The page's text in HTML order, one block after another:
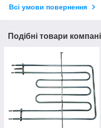
Всі умови повернення
Подібні товари